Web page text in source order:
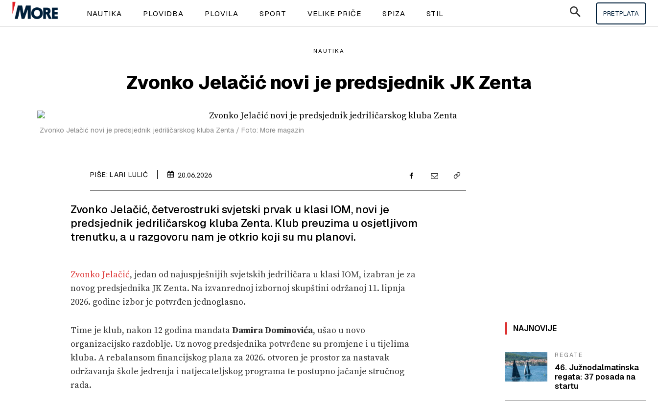
SPORT
PLOVILA
VELIKE PRIČE
PRETPLATA
SHOP
NAUTIKA PLOVIDBA PLOVILA SPORT VELIKE PRIČE SPIZA STIL PRETPLATA
NAUTIKA
Zvonko Jelačić novi je predsjednik JK Zenta
Zvonko Jelačić novi je predsjednik jedriličarskog kluba Zenta / Foto: More magazin
PIŠE: LARI LULIĆ 20.06.2026
Zvonko Jelačić, četverostruki svjetski prvak u klasi IOM, novi je
predsjednik jedriličarskog kluba Zenta. Klub preuzima u osjetljivom
trenutku, a u razgovoru nam je otkrio koji su mu planovi.
Zvonko Jelačić, jedan od najuspješnijih svjetskih jedriličara u klasi IOM, izabran je za
novog predsjednika JK Zenta. Na izvanrednoj izbornoj skupštini održanoj 11. lipnja
2026. godine izbor je potvrđen jednoglasno.
Time je klub, nakon 12 godina mandataDamira Dominovića, ušao u novo
organizacijsko razdoblje. Uz novog predsjednika potvrđene su promjene i u tijelima
kluba. A rebalansom financijskog plana za 2026. otvoren je prostor za nastavak
održavanja škole jedrenja i natjecateljskog programa te postupno jačanje stručnog
rada.
NAJNOVIJE
REGATE
46. Južnodalmatinska
regata: 37 posada na
startu